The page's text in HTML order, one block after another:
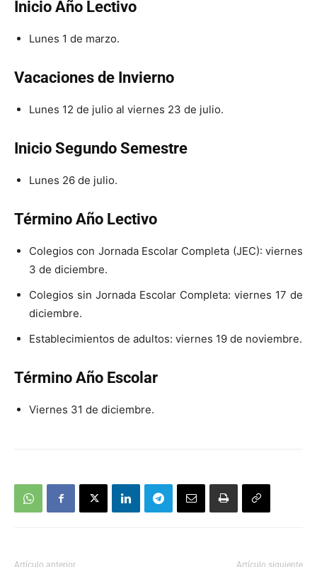
Inicio Año Lectivo
Lunes 1 de marzo.
Vacaciones de Invierno
Lunes 12 de julio al viernes 23 de julio.
Inicio Segundo Semestre
Lunes 26 de julio.
Término Año Lectivo
Colegios con Jornada Escolar Completa (JEC): viernes
3 de diciembre.
Colegios sin Jornada Escolar Completa: viernes 17 de
diciembre.
Establecimientos de adultos: viernes 19 de noviembre.
Término Año Escolar
Viernes 31 de diciembre.
Artículo anterior Artículo siguiente